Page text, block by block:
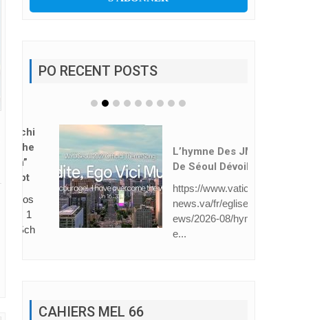
PO RECENT POSTS
De Séoul Dévoilé
https://www.vatican
news.va/fr/eglise/n
ews/2026-08/hymn
e...